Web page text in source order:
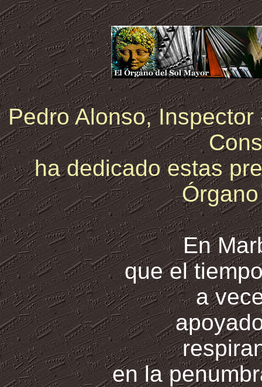
Pedro Alonso,
ha dedicado estas
En
que el
a
en la